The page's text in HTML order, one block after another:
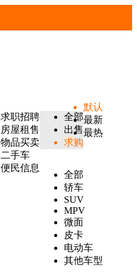
求职招聘
房屋租售
物品买卖
二手车
便民信息
全部
出售
求购
全部
轿车
SUV
MPV
微面
皮卡
电动车
其他车型
默认
最新
最热